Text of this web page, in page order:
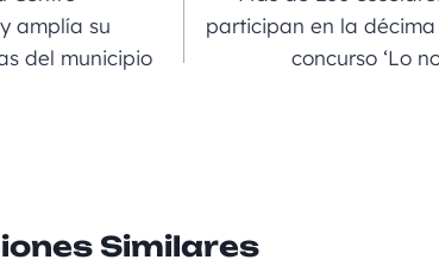
g
er
p
p
rt
amplía su
del municipio
participan en la
concurso ‘Lo
Similares